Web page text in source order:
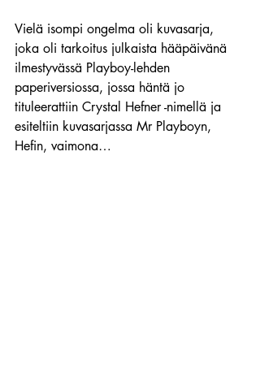
Vielä isompi ongelma oli kuvasarja,
joka oli tarkoitus julkaista hääpäivänä
ilmestyvässä Playboy-lehden
paperiversiossa, jossa häntä jo
tituleerattiin Crystal Hefner -nimellä ja
esiteltiin kuvasarjassa Mr Playboyn,
Hefin, vaimona…